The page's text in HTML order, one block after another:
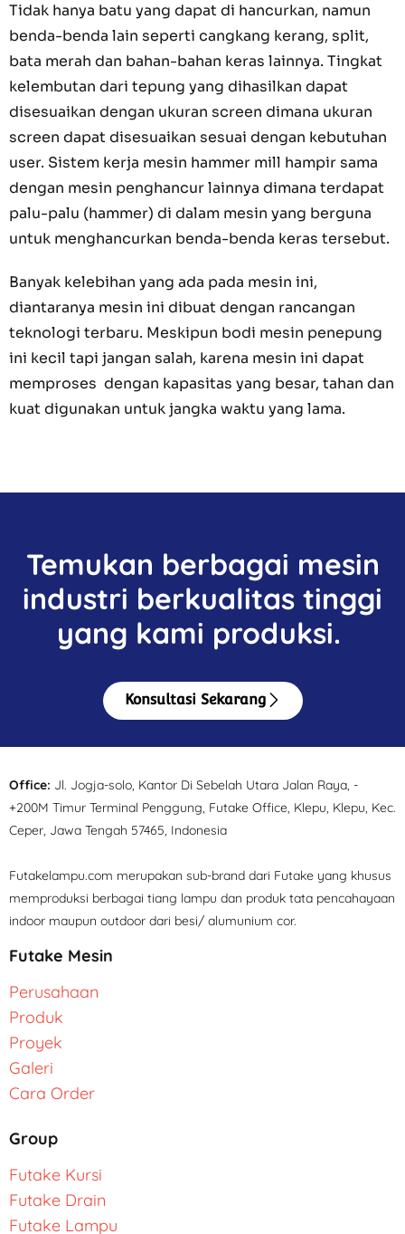
Tidak hanya batu yang dapat di hancurkan, namun
benda-benda lain seperti cangkang kerang, split,
bata merah dan bahan-bahan keras lainnya. Tingkat
kelembutan dari tepung yang dihasilkan dapat
disesuaikan dengan ukuran screen dimana ukuran
screen dapat disesuaikan sesuai dengan kebutuhan
user. Sistem kerja mesin hammer mill hampir sama
dengan mesin penghancur lainnya dimana terdapat
palu-palu (hammer) di dalam mesin yang berguna
untuk menghancurkan benda-benda keras tersebut.
Banyak kelebihan yang ada pada mesin ini,
diantaranya mesin ini dibuat dengan rancangan
teknologi terbaru. Meskipun bodi mesin penepung
ini kecil tapi jangan salah, karena mesin ini dapat
memproses dengan kapasitas yang besar, tahan dan
kuat digunakan untuk jangka waktu yang lama.
Temukan berbagai mesin
industri berkualitas tinggi
yang kami produksi.
Konsultasi Sekarang
Office: Jl. Jogja-solo, Kantor Di Sebelah Utara Jalan Raya, -
+200M Timur Terminal Penggung, Futake Office, Klepu, Klepu, Kec.
Ceper, Jawa Tengah 57465, Indonesia
Futakelampu.com merupakan sub-brand dari Futake yang khusus
memproduksi berbagai tiang lampu dan produk tata pencahayaan
indoor maupun outdoor dari besi/ alumunium cor.
Futake Mesin
Perusahaan
Produk
Proyek
Galeri
Cara Order
Group
Futake Kursi
Futake Drain
Futake Lampu